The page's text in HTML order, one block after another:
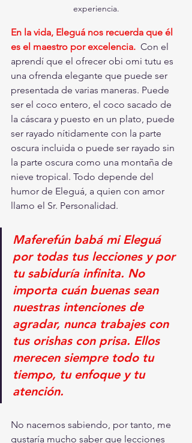
experiencia.
En la vida, Eleguá nos recuerda que él
es el maestro por excelencia. Con el
aprendí que el ofrecer obi omi tutu es
una ofrenda elegante que puede ser
presentada de varias maneras. Puede
ser el coco entero, el coco sacado de
la cáscara y puesto en un plato, puede
ser rayado nítidamente con la parte
oscura incluida o puede ser rayado sin
la parte oscura como una montaña de
nieve tropical. Todo depende del
humor de Eleguá, a quien con amor
llamo el Sr. Personalidad.
Maferefún babá mi Eleguá
por todas tus lecciones y por
tu sabiduría infinita. No
importa cuán buenas sean
nuestras intenciones de
agradar, nunca trabajes con
tus orishas con prisa. Ellos
merecen siempre todo tu
tiempo, tu enfoque y tu
atención.
No nacemos sabiendo, por tanto, me
gustaría mucho saber que lecciones